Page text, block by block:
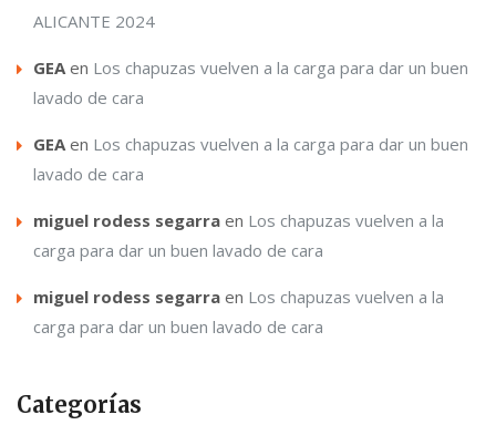
ALICANTE 2024
GEA en Los chapuzas vuelven a la carga para dar un buen
lavado de cara
GEA en Los chapuzas vuelven a la carga para dar un buen
lavado de cara
miguel rodess segarra en Los chapuzas vuelven a la
carga para dar un buen lavado de cara
miguel rodess segarra en Los chapuzas vuelven a la
carga para dar un buen lavado de cara
Categorías